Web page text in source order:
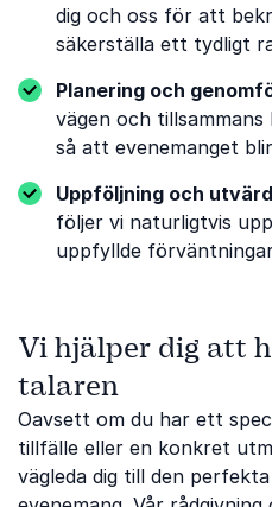
dig och oss för att
säkerställa ett tydligt
Planering och
vägen och
så att evenemanget
Uppföljning och
följer vi naturligtvis
uppfyllde
Vi hjälper dig att
talaren
Oavsett om du har ett
tillfälle eller en konkret
vägleda dig till den